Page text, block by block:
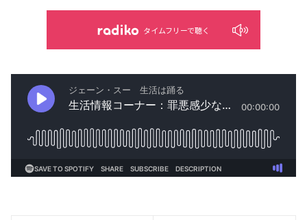
タイムフリーで聴く